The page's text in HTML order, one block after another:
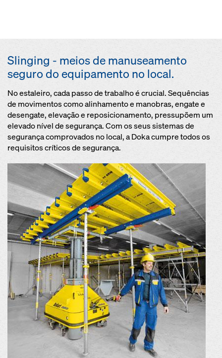
Slinging - meios de manuseamento
seguro do equipamento no local.
No estaleiro, cada passo de trabalho é crucial. Sequências
de movimentos como alinhamento e manobras, engate e
desengate, elevação e reposicionamento, pressupõem um
elevado nível de segurança. Com os seus sistemas de
segurança comprovados no local, a Doka cumpre todos os
requisitos críticos de segurança.